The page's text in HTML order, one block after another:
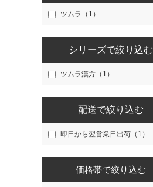
ツムラ（1）
シリーズで絞り込む
ツムラ漢方（1）
配送で絞り込む
即日から翌営業日出荷（1）
価格帯で絞り込む